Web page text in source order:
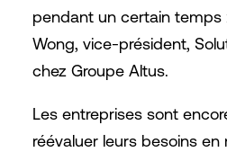
pendant un certain temps
Wong, vice-président,
chez Groupe Altus.
Les entreprises sont
réévaluer leurs besoins en